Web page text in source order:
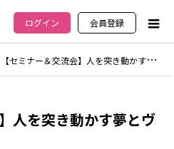
ログイン 会員登録
【セミナー＆交流会】人を突き動かす夢とヴィジョン
人を突き動かす夢とヴ